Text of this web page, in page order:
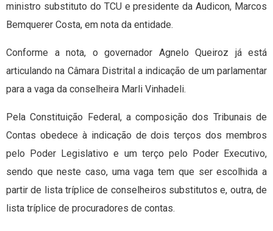
ministro substituto do TCU e presidente da Audicon, Marcos
Bemquerer Costa, em nota da entidade.
Conforme a nota, o governador Agnelo Queiroz já está
articulando na Câmara Distrital a indicação de um parlamentar
para a vaga da conselheira Marli Vinhadeli.
Pela Constituição Federal, a composição dos Tribunais de
Contas obedece à indicação de dois terços dos membros
pelo Poder Legislativo e um terço pelo Poder Executivo,
sendo que neste caso, uma vaga tem que ser escolhida a
partir de lista tríplice de conselheiros substitutos e, outra, de
lista tríplice de procuradores de contas.